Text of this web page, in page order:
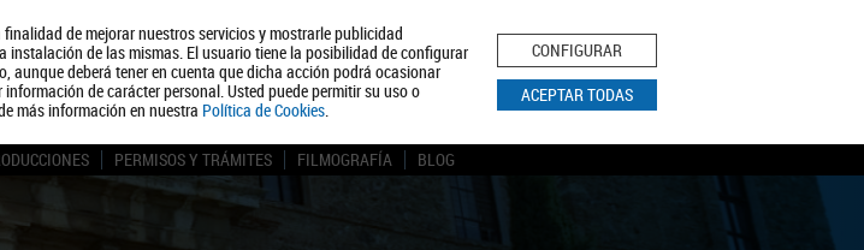
de mejorar nuestros servicios y mostrarle publicidad
de las mismas. El usuario tiene la posibilidad de configurar
aunque deberá tener en cuenta que dicha acción podrá ocasionar
de carácter personal. Usted puede permitir su uso o
más información en nuestra Política de Cookies.
CONFIGURAR
ACEPTAR TODAS
Quiénes somos Turismo Política de Privacidad Aviso Legal Política de Cookies
BUSCAR
PERMISOS Y TRÁMITES FILMOGRAFÍA BLOG